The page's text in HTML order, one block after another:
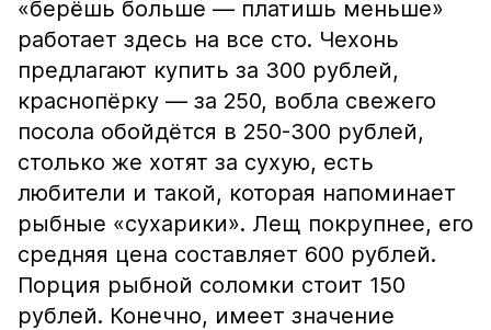
«берёшь больше — платишь меньше»
работает здесь на все сто. Чехонь
предлагают купить за 300 рублей,
краснопёрку — за 250, вобла свежего
посола обойдётся в 250-300 рублей,
столько же хотят за сухую, есть
любители и такой, которая напоминает
рыбные «сухарики». Лещ покрупнее, его
средняя цена составляет 600 рублей.
Порция рыбной соломки стоит 150
рублей. Конечно, имеет значение